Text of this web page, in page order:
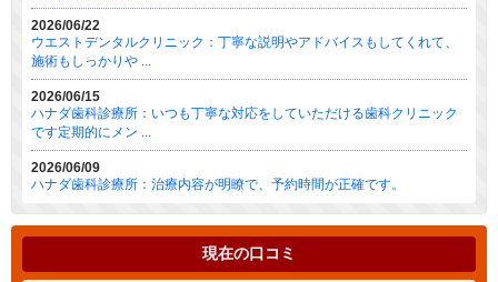
2026/06/22
ウエストデンタルクリニック：丁寧な説明やアドバイスもしてくれて、
施術もしっかりや ...
2026/06/15
ハナダ歯科診療所：いつも丁寧な対応をしていただける歯科クリニック
です定期的にメン ...
2026/06/09
ハナダ歯科診療所：治療内容が明瞭で、予約時間が正確です。
現在の口コミ